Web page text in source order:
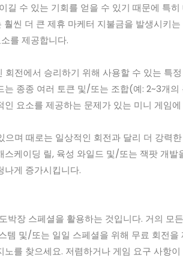
길 수 있는 기회를 얻을 수 있기 때문에 특히
씬 더 큰 제휴 마케터 지불금을 발생시키는
를 제공합니다.
전에서 승리하기 위해 사용할 수 있는 특
종종 여러 토큰 및/또는 조합(예: 2~3개의
요소를 제공하는 문제가 있는 미니 게임에
며 때로는 일상적인 회전과 달리 더 강력한
케이딩 릴, 육성 와일드 및/또는 잭팟 개발
나게 증가시킵니다.
박장 스페셜을 활용하는 것입니다. 거의 모
템 및/또는 일일 스페셜을 위해 무료 회전을
를 찾으세요. 저렴하거나 게임 요구 사항이